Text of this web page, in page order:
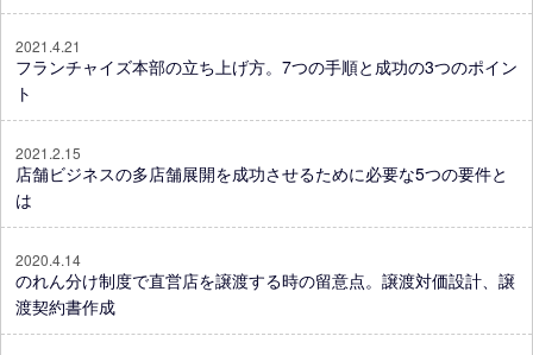
2021.4.21
フランチャイズ本部の立ち上げ方。7つの手順と成功の3つのポイン
ト
2021.2.15
店舗ビジネスの多店舗展開を成功させるために必要な5つの要件と
は
2020.4.14
のれん分け制度で直営店を譲渡する時の留意点。譲渡対価設計、譲
渡契約書作成